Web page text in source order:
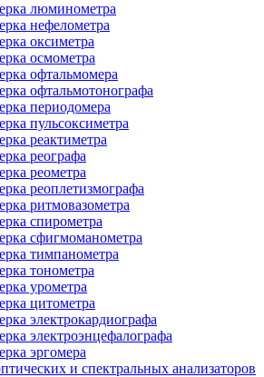
люминометра
нефелометра
оксиметра
осмометра
офтальмомера
офтальмотонографа
периодомера
пульсоксиметра
реактиметра
реографа
реометра
реоплетизмографа
ритмовазометра
спирометра
сфигмоманометра
тимпанометра
тонометра
урометра
цитометра
электрокардиографа
электроэнцефалографа
эргомера
и спектральных анализаторов